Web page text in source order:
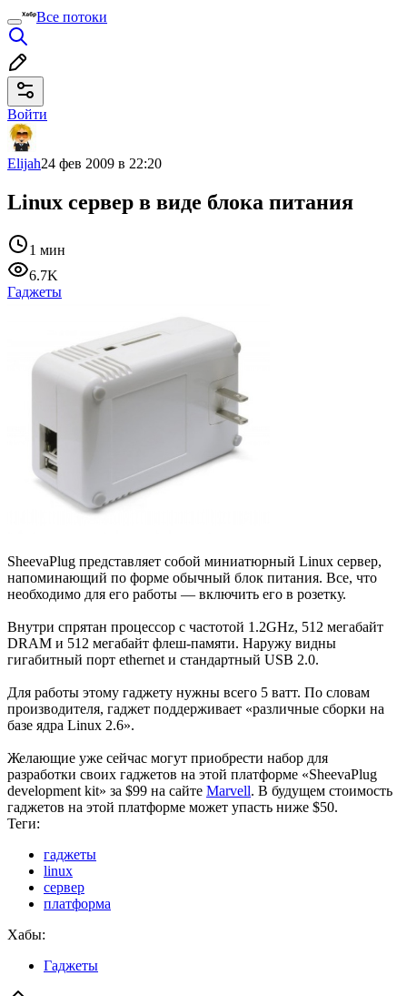
Все потоки
Войти
Elijah24 фев 2009 в 22:20
Linux сервер в виде блока питания
1 мин
6.7K
Гаджеты
SheevaPlug представляет собой миниатюрный Linux сервер,
напоминающий по форме обычный блок питания. Все, что
необходимо для его работы — включить его в розетку.
Внутри спрятан процессор с частотой 1.2GHz, 512 мегабайт
DRAM и 512 мегабайт флеш-памяти. Наружу видны
гигабитный порт ethernet и стандартный USB 2.0.
Для работы этому гаджету нужны всего 5 ватт. По словам
производителя, гаджет поддерживает «различные сборки на
базе ядра Linux 2.6».
Желающие уже сейчас могут приобрести набор для
разработки своих гаджетов на этой платформе «SheevaPlug
development kit» за $99 на сайте Marvell. В будущем стоимость
гаджетов на этой платформе может упасть ниже $50.
Теги:
гаджеты
linux
сервер
платформа
Хабы:
Гаджеты